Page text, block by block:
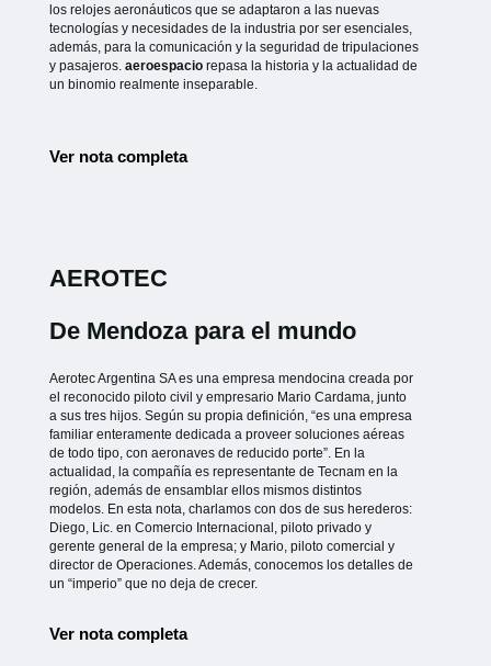
los relojes aeronáuticos que se adaptaron a las nuevas
tecnologías y necesidades de la industria por ser esenciales,
además, para la comunicación y la seguridad de tripulaciones
y pasajeros. aeroespacio repasa la historia y la actualidad de
un binomio realmente inseparable.
Ver nota completa
AEROTEC
De Mendoza para el mundo
Aerotec Argentina SA es una empresa mendocina creada por
el reconocido piloto civil y empresario Mario Cardama, junto
a sus tres hijos. Según su propia definición, “es una empresa
familiar enteramente dedicada a proveer soluciones aéreas
de todo tipo, con aeronaves de reducido porte”. En la
actualidad, la compañía es representante de Tecnam en la
región, además de ensamblar ellos mismos distintos
modelos. En esta nota, charlamos con dos de sus herederos:
Diego, Lic. en Comercio Internacional, piloto privado y
gerente general de la empresa; y Mario, piloto comercial y
director de Operaciones. Además, conocemos los detalles de
un “imperio” que no deja de crecer.
Ver nota completa